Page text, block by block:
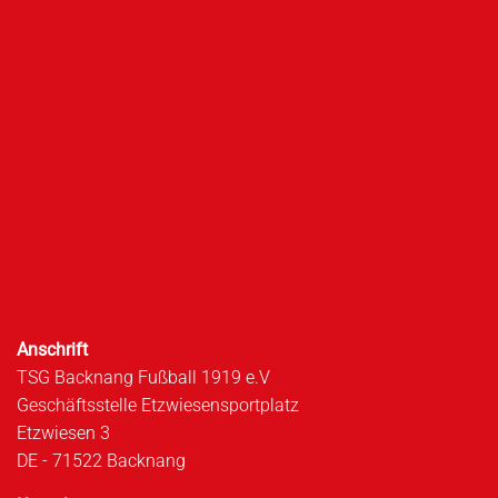
Anschrift
TSG Backnang Fußball 1919 e.V
Geschäftsstelle Etzwiesensportplatz
Etzwiesen 3
DE - 71522 Backnang